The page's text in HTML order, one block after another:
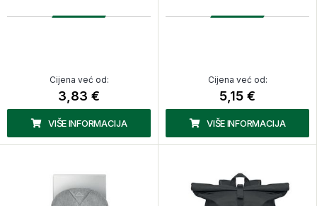
Cijena već od:
3,83 €
VIŠE INFORMACIJA
Cijena već od:
5,15 €
VIŠE INFORMACIJA